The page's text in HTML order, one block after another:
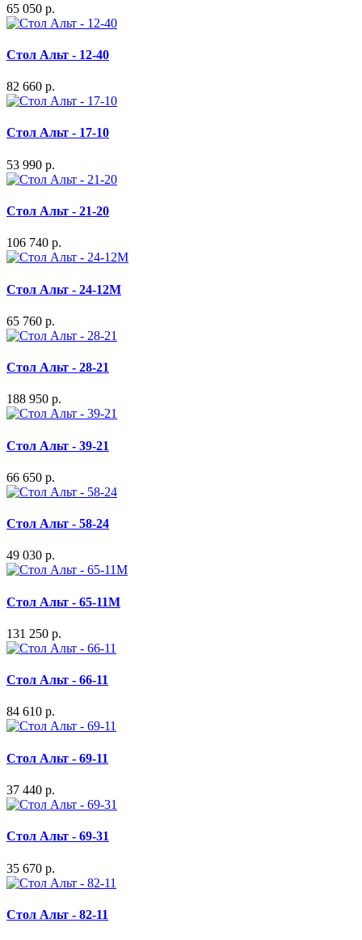
65 050 р.
Стол Альт - 12-40
82 660 р.
Стол Альт - 17-10
53 990 р.
Стол Альт - 21-20
106 740 р.
Стол Альт - 24-12М
65 760 р.
Стол Альт - 28-21
188 950 р.
Стол Альт - 39-21
66 650 р.
Стол Альт - 58-24
49 030 р.
Стол Альт - 65-11M
131 250 р.
Стол Альт - 66-11
84 610 р.
Стол Альт - 69-11
37 440 р.
Стол Альт - 69-31
35 670 р.
Стол Альт - 82-11